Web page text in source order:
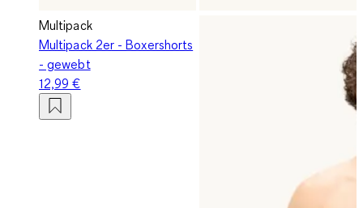
Multipack
Multipack 2er - Boxershorts
- gewebt
12,99 €